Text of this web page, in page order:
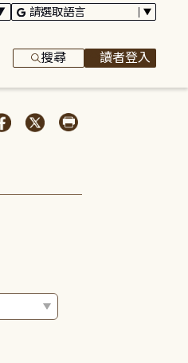
搜尋 讀者登入